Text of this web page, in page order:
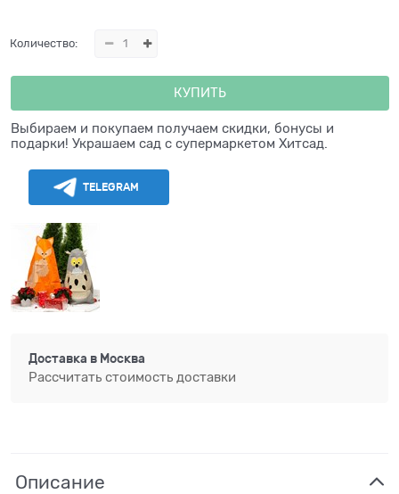
Количество:
КУПИТЬ
Выбираем и покупаем получаем скидки, бонусы и
подарки! Украшаем сад с супермаркетом Хитсад.
TELEGRAM
Доставка в Москва
Рассчитать стоимость доставки
Описание